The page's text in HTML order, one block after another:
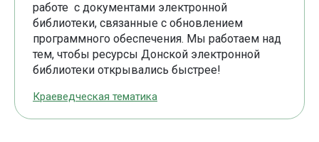
работе с документами электронной
библиотеки, связанные с обновлением
программного обеспечения. Мы работаем над
тем, чтобы ресурсы Донской электронной
библиотеки открывались быстрее!
Краеведческая тематика